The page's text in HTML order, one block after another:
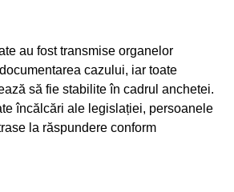
au fost transmise organelor
cazului, iar toate
să fie stabilite în cadrul anchetei.
încălcări ale legislației, persoanele
la răspundere conform